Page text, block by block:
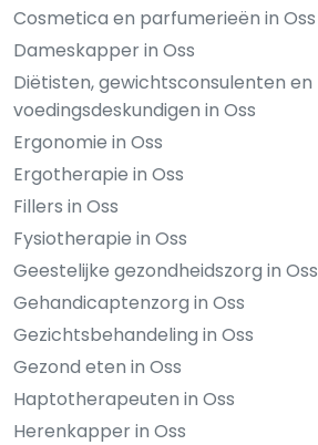
Cosmetica en parfumerieën in Oss
Dameskapper in Oss
Diëtisten, gewichtsconsulenten en
voedingsdeskundigen in Oss
Ergonomie in Oss
Ergotherapie in Oss
Fillers in Oss
Fysiotherapie in Oss
Geestelijke gezondheidszorg in Oss
Gehandicaptenzorg in Oss
Gezichtsbehandeling in Oss
Gezond eten in Oss
Haptotherapeuten in Oss
Herenkapper in Oss